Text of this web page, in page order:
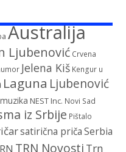
Australija
Ljubenović Crvena
Jelena Kiš Kengur u
Laguna Ljubenović
muzika NEST Inc. Novi Sad
iz Srbije Pištalo
satirična pričaSerbia
TRN Novosti Trn